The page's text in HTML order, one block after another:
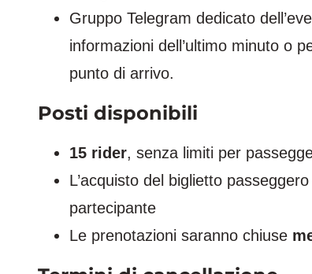
Gruppo Telegram dedicato
informazioni dell’ultimo minuto o
punto di arrivo.
Posti disponibili
15 rider, senza limiti per
L’acquisto del biglietto
partecipante
Le prenotazioni saranno chiuse